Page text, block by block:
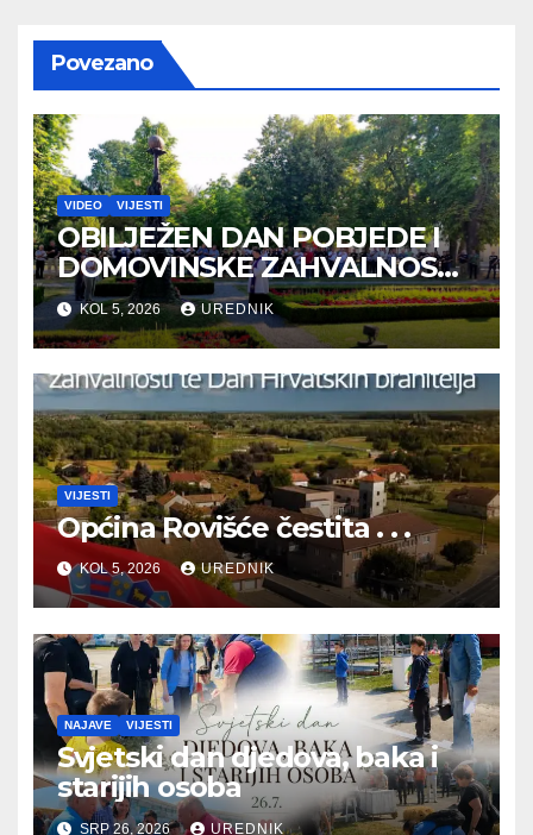
Povezano
VIDEO VIJESTI
OBILJEŽEN DAN POBJEDE I
DOMOVINSKE ZAHVALNOSTI
TE DAN HRVATSKIH
BRANITELJA
KOL 5, 2026 UREDNIK
VIJESTI
Općina Rovišće čestita . . .
KOL 5, 2026 UREDNIK
NAJAVE VIJESTI
Svjetski dan djedova, baka i
starijih osoba
SRP 26, 2026 UREDNIK